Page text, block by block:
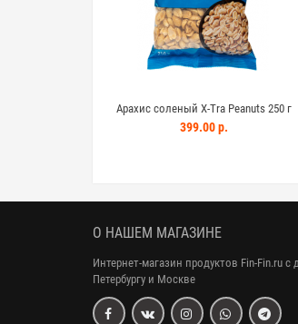
Арахис соленый X-Tra Peanuts 250 г
399.00 р.
О НАШЕМ МАГАЗИНЕ
Интернет-магазин продуктов Fin-Fin.ru с
Петербургу и Москве